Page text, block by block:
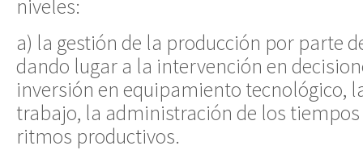
niveles:
a) la gestión de la producción por parte
dando lugar a la intervención en
inversión en equipamiento tecnológico,
trabajo, la administración de los tiempos
ritmos productivos.